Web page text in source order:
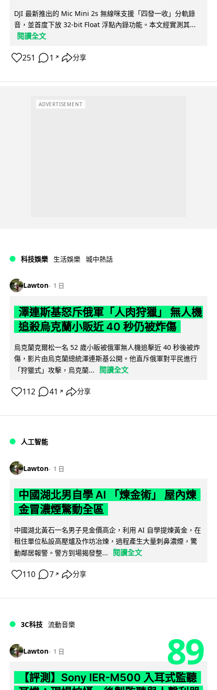
DJI 最新推出的 Mic Mini 2s 無線咪支援「四發一收」分軌錄
音，並首度下放 32-bit Float 浮點內錄功能。本文經實測其...
閱讀全文
251 1 ↗ 分享
ADVERTISEMENT
科技娛樂 生活娛樂 城中熱話
Lawton 1 日
澤連斯基怒斥俄軍「人肉狩獵」 無人機
追殺烏克蘭小販近 40 秒仍被炸傷
烏克蘭克爾松一名 52 歲小販被俄軍無人機追擊近 40 秒後被炸
傷，影片由烏克蘭總統澤連斯基公開。他直斥俄軍對平民進行
「狩獵式」攻擊，烏克蘭...
閱讀全文
112 41 ↗ 分享
人工智能
Lawton 1 日
中國湖北男自學 AI 「煉金術」 屋內煉
金冒濃煙驚動全區
中國湖北黃石一名男子見金價高企，利用 AI 自學提煉黃金，在
租住單位私設高壓爐及作坊冶煉，過程產生大量刺鼻濃煙，驚
動鄰居報警。警方到場揭發整...
閱讀全文
110 7 ↗ 分享
3C科技 流動音樂
Lawton 1 日 89
【評測】Sony IER-M500 入耳式監聽